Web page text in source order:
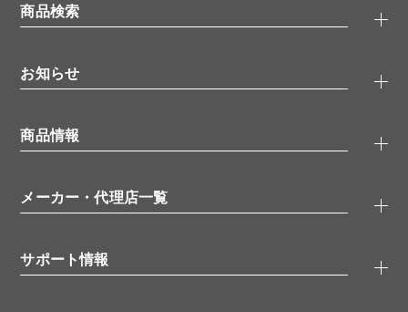
商品検索
タンパク質検索
ELISA/ELISpot検索
品番検索
お知らせ
無料サンプル
ウェビナー （オンラインセミナー）
学会・展示スケジュール
商品情報
抗体
シグナル伝達
糖類／レクチン
メーカー・代理店一覧
代理店
サポート情報